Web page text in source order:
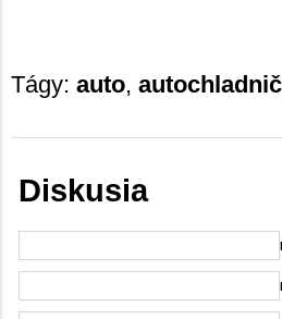
Tágy: auto,
Diskusia